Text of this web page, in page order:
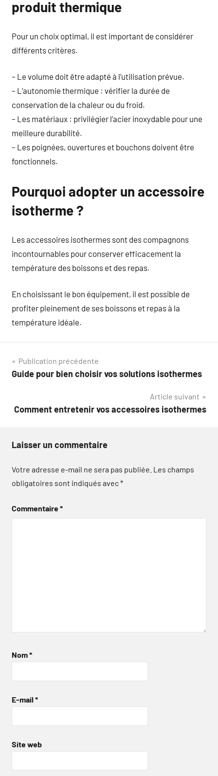
produit thermique
Pour un choix optimal, il est important de considérer
différents critères.
– Le volume doit être adapté à l’utilisation prévue.
– L’autonomie thermique : vérifier la durée de
conservation de la chaleur ou du froid.
– Les matériaux : privilégier l’acier inoxydable pour une
meilleure durabilité.
– Les poignées, ouvertures et bouchons doivent être
fonctionnels.
Pourquoi adopter un accessoire
isotherme ?
Les accessoires isothermes sont des compagnons
incontournables pour conserver efficacement la
température des boissons et des repas.
En choisissant le bon équipement, il est possible de
profiter pleinement de ses boissons et repas à la
température idéale.
Navigation
de
Publication précédente
Guide pour bien choisir vos solutions isothermes
Article suivant
Comment entretenir vos accessoires isothermes
Laisser un commentaire
Votre adresse e-mail ne sera pas publiée. Les champs
obligatoires sont indiqués avec*
Commentaire*
Nom*
E-mail *
Site web